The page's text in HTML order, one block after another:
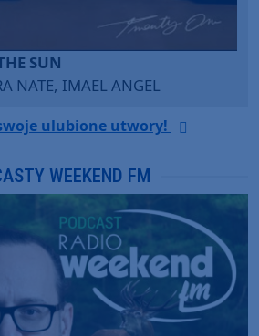
LOVERS (SAVE ME)
PERRY & CHIEF KEEF
ulubione utwory!
WEEKEND FM